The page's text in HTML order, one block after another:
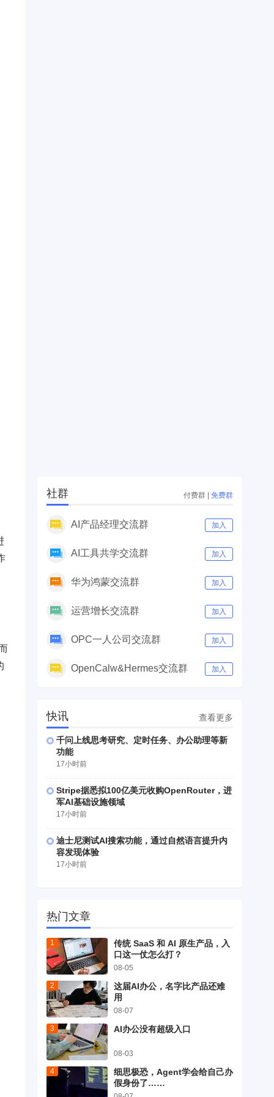
社群 付费群 | 免费群
AI产品经理交流群 加入
AI工具共学交流群 加入
华为鸿蒙交流群 加入
运营增长交流群 加入
OPC一人公司交流群 加入
OpenCalw&Hermes交流群 加入
快讯 查看更多
千问上线思考研究、定时任务、办公助理等新
功能
17小时前
Stripe据悉拟100亿美元收购OpenRouter，进
军AI基础设施领域
17小时前
迪士尼测试AI搜索功能，通过自然语言提升内
容发现体验
17小时前
热门文章
传统 SaaS 和 AI 原生产品，入
口这一仗怎么打？
08-05
这届AI办公，名字比产品还难
用
08-07
AI办公没有超级入口
08-03
细思极恐，Agent学会给自己办
假身份了……